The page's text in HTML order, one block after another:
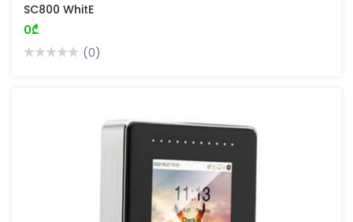
SC800 WhitE
0₾
(0)